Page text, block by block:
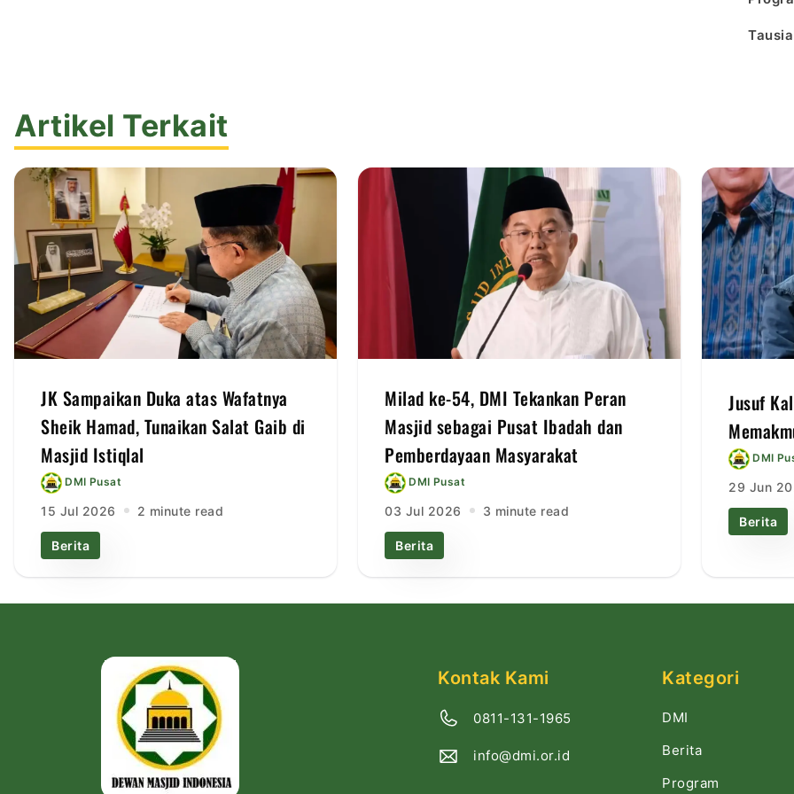
Artikel Terkait
JK Sampaikan Duka atas Wafatnya
Sheik Hamad, Tunaikan Salat Gaib di
Masjid Istiqlal
DMI Pusat
15 Jul 2026 2 minute read
Berita
Milad ke-54, DMI Tekankan Peran
Masjid sebagai Pusat Ibadah dan
Pemberdayaan Masyarakat
DMI Pusat
03 Jul 2026 3 minute read
Berita
Jusuf
DMI
29 Jun
Berita
Kontak Kami
0811-131-1965
info@dmi.or.id
Kategori
DMI
Berita
Program